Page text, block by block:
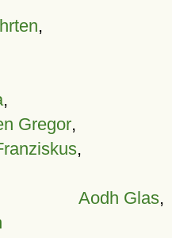
,
,
Gregor,
,
Aodh Glas,